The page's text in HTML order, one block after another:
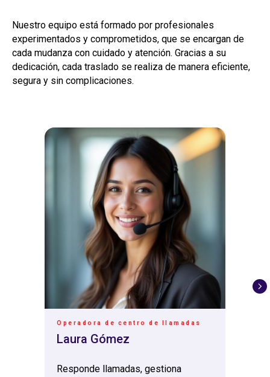
Nuestro equipo está formado por profesionales
experimentados y comprometidos, que se encargan de
cada mudanza con cuidado y atención. Gracias a su
dedicación, cada traslado se realiza de manera eficiente,
segura y sin complicaciones.
Operadora de centro de llamadas
Laura Gómez
Responde llamadas, gestiona